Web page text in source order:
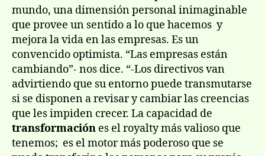
mundo, una dimensión personal inimaginable
que provee un sentido a lo que hacemos y
mejora la vida en las empresas. Es un
convencido optimista. “Las empresas están
cambiando”- nos dice. “-Los directivos van
advirtiendo que su entorno puede transmutarse
si se disponen a revisar y cambiar las creencias
que les impiden crecer. La capacidad de
transformación es el royalty más valioso que
tenemos; es el motor más poderoso que se